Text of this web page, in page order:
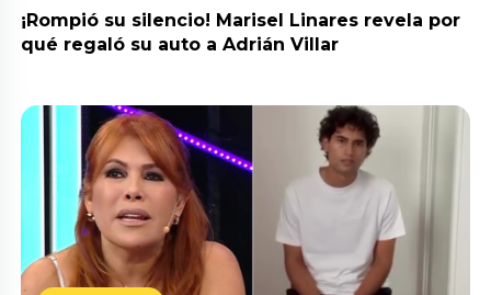
¡Rompió su silencio! Marisel Linares revela por
qué regaló su auto a Adrián Villar